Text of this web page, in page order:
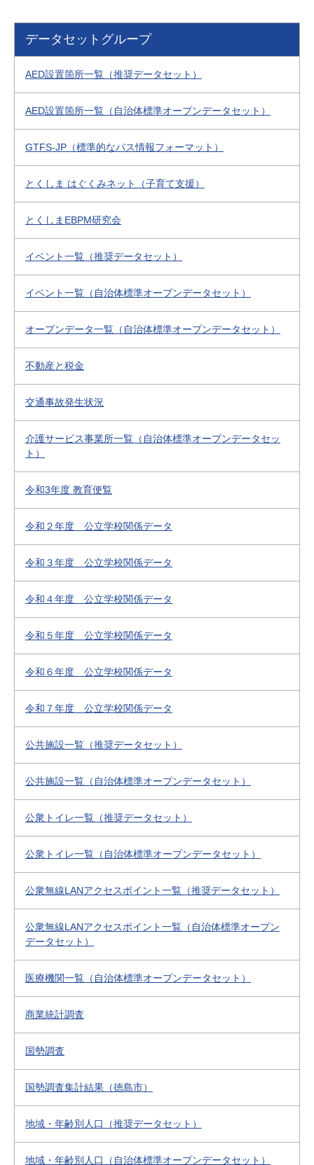
データセットグループ
AED設置箇所一覧（推奨データセット）
AED設置箇所一覧（自治体標準オープンデータセット）
GTFS-JP（標準的なバス情報フォーマット）
とくしま はぐくみネット（子育て支援）
とくしまEBPM研究会
イベント一覧（推奨データセット）
イベント一覧（自治体標準オープンデータセット）
オープンデータ一覧（自治体標準オープンデータセット）
不動産と税金
交通事故発生状況
介護サービス事業所一覧（自治体標準オープンデータセッ
ト）
令和3年度 教育便覧
令和２年度 公立学校関係データ
令和３年度 公立学校関係データ
令和４年度 公立学校関係データ
令和５年度 公立学校関係データ
令和６年度 公立学校関係データ
令和７年度 公立学校関係データ
公共施設一覧（推奨データセット）
公共施設一覧（自治体標準オープンデータセット）
公衆トイレ一覧（推奨データセット）
公衆トイレ一覧（自治体標準オープンデータセット）
公衆無線LANアクセスポイント一覧（推奨データセット）
公衆無線LANアクセスポイント一覧（自治体標準オープン
データセット）
医療機関一覧（自治体標準オープンデータセット）
商業統計調査
国勢調査
国勢調査集計結果（徳島市）
地域・年齢別人口（推奨データセット）
地域・年齢別人口（自治体標準オープンデータセット）